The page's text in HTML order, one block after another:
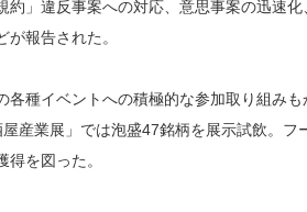
約」違反事案への対応、意思事案の迅速
が報告された。
各種イベントへの積極的な参加取り組み
産業展」では泡盛47銘柄を展示試飲。
得を図った。